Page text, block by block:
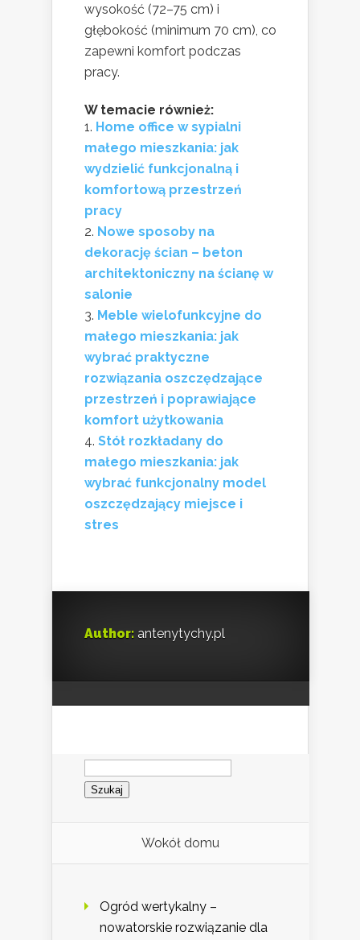
wysokość (72–75 cm) i
głębokość (minimum 70 cm), co
zapewni komfort podczas
pracy.
W temacie również:
Home office w sypialni
małego mieszkania: jak
wydzielić funkcjonalną i
komfortową przestrzeń
pracy
Nowe sposoby na
dekorację ścian – beton
architektoniczny na ścianę w
salonie
Meble wielofunkcyjne do
małego mieszkania: jak
wybrać praktyczne
rozwiązania oszczędzające
przestrzeń i poprawiające
komfort użytkowania
Stół rozkładany do
małego mieszkania: jak
wybrać funkcjonalny model
oszczędzający miejsce i
stres
Author: antenytychy.pl
Szukaj:
Wokół domu
Ogród wertykalny –
nowatorskie rozwiązanie dla